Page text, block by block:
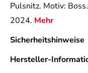
Pulsnitz. Motiv:
2024. Mehr
Sicherheitshinweise
Hersteller-